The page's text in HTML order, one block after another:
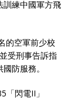
訓練中國軍方飛
的空軍前少校
受刑事告訴指
防服務。
「閃電II」